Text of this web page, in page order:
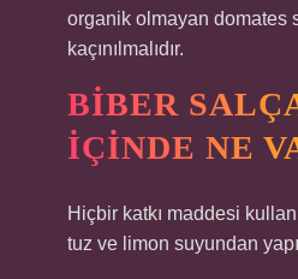
organik olmayan domates
kaçınılmalıdır.
BIBER
IÇINDE NE
Hiçbir katkı maddesi
tuz ve limon suyundan